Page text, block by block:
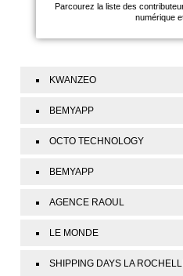
Parcourez la liste des
numérique
KWANZEO
BEMYAPP
OCTO TECHNOLOGY
BEMYAPP
AGENCE RAOUL
LE MONDE
SHIPPING DAYS LA